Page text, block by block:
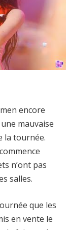
encore
mauvaise
la tournée.
n’ont pas
salles.
que les
en vente le